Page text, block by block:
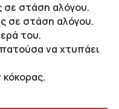
στάση αλόγου.
σε στάση αλόγου.
του.
να χτυπάει